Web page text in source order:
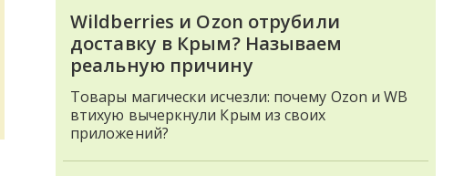
Wildberries и Ozon отрубили
доставку в Крым? Называем
реальную причину
Товары магически исчезли: почему Ozon и WB
втихую вычеркнули Крым из своих
приложений?